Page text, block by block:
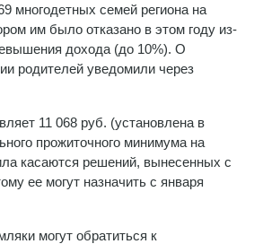
многодетных семей региона на
им было отказано в этом году из-
дохода (до 10%). О
родителей уведомили через
11 068 руб. (установлена в
прожиточного минимума на
касаются решений, вынесенных с
ее могут назначить с января
могут обратиться к